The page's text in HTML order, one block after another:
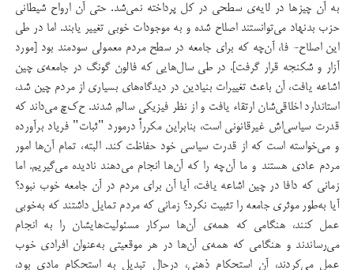
به آن چیزها در لایه‌ی سطحی در کل پرداخته نمی‌شد. حتی آن ارواح شیطانی
حزب بدنهاد می‌توانستند اصلاح شده و به موجودات خوبی تغییر یابند. اما در طی
این اصلاح- فا، آن‌چه که برای جامعه در سطح مردم معمولی سودمند بود [مورد
آزار و شکنجه قرار گرفت]. در طی سال‌هایی که فالون گونگ در جامعه‌ی چین
اشاعه یافت، آن باعث تغییرات بنیادین در دیدگاه‌های بسیاری از مردم چین شد،
استاندارد اخلاقی‌شان ارتقاء یافت و از نظر فیزیکی سالم شدند. ح‌ک‌چ می‌داند که
قدرت سیاسی‌اش غیرقانونی است، بنابراین مکرراً درمورد "ثبات" فریاد برآورده
و می‌خواسته است که از قدرت سیاسی خود حفاظت کند. البته، تمام آن‌ها امور
مردم عادی هستند و ما آن‌چه را که آن‌ها انجام می‌دهند نادیده می‌گیریم. اما
زمانی که دافا در چین اشاعه یافت، آیا آن برای مردم در آن جامعه خوب نبود؟
آیا به‌طور موثری جامعه را تثبیت نکرد؟ زمانی که مردم تمایل داشتند که به‌خوبی
عمل کنند، هنگامی که همه‌ی آن‌ها سرکار مسئولیت‌هایشان را به انجام
می‌رساندند و هنگامی که همه‌ی آن‌ها در هر موقعیتی به‌عنوان افرادی خوب
عمل می‌کردند، آن استحکام ذهنی، درحال تبدیل به استحکام مادی بود،